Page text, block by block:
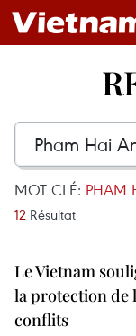
MOT CLÉ: PHAM
12 Résultat
Le Vietnam
la protection de
conflits